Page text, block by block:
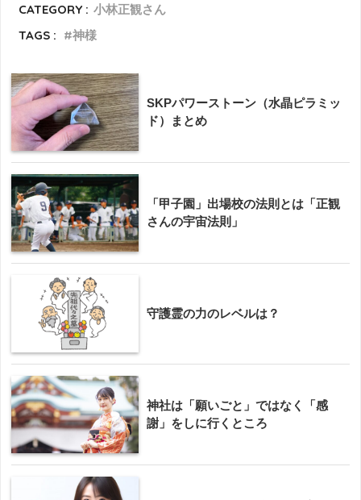
CATEGORY : 小林正観さん
TAGS :
神様
SKPパワーストーン（水晶ピラミッ
ド）まとめ
「甲子園」出場校の法則とは「正観
さんの宇宙法則」
守護霊の力のレベルは？
神社は「願いごと」ではなく「感
謝」をしに行くところ